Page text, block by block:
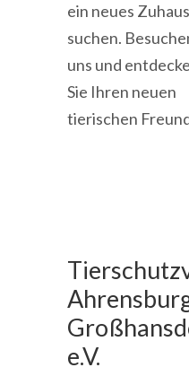
ein neues
suchen.
uns und
Sie Ihren neuen
tierischen
e.V.